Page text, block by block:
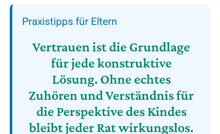
Praxistipps für Eltern
Vertrauen ist die Grundlage
für jede konstruktive
Lösung. Ohne echtes
Zuhören und Verständnis für
die Perspektive des Kindes
bleibt jeder Rat wirkungslos.